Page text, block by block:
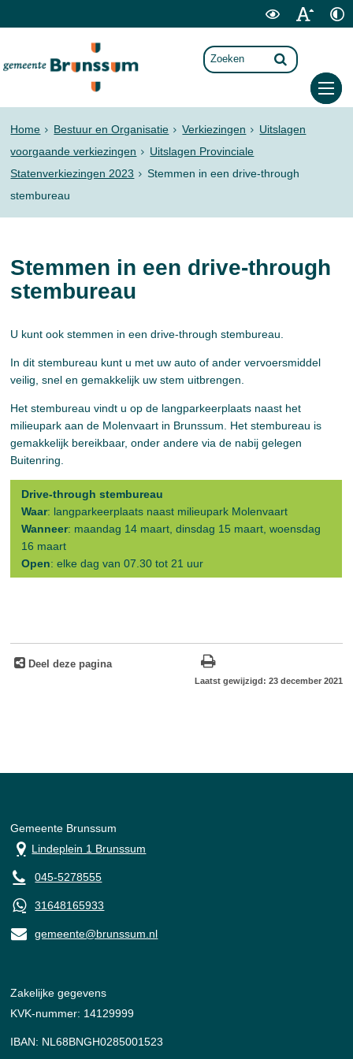
Home Bestuur en Organisatie Verkiezingen
Uitslagen
voorgaande verkiezingen
Uitslagen Provinciale
Statenverkiezingen 2023
Stemmen in een drive-through
stembureau
Stemmen in een drive-through
stembureau
U kunt ook stemmen in een drive-through stembureau.
In dit stembureau kunt u met uw auto of ander vervoersmiddel
veilig, snel en gemakkelijk uw stem uitbrengen.
Het stembureau vindt u op de langparkeerplaats naast het
milieupark aan de Molenvaart in Brunssum. Het stembureau is
gemakkelijk bereikbaar, onder andere via de nabij gelegen
Buitenring.
Drive-through stembureau
Waar: langparkeerplaats naast milieupark Molenvaart
Wanneer: maandag 14 maart, dinsdag 15 maart, woensdag
16 maart
Open: elke dag van 07.30 tot 21 uur
Deel deze pagina
Laatst gewijzigd: 23 december 2021
Gemeente Brunssum
Lindeplein 1 Brunssum
045-5278555
31648165933
gemeente@brunssum.nl
Zakelijke gegevens
KVK-nummer: 14129999
IBAN: NL68BNGH0285001523